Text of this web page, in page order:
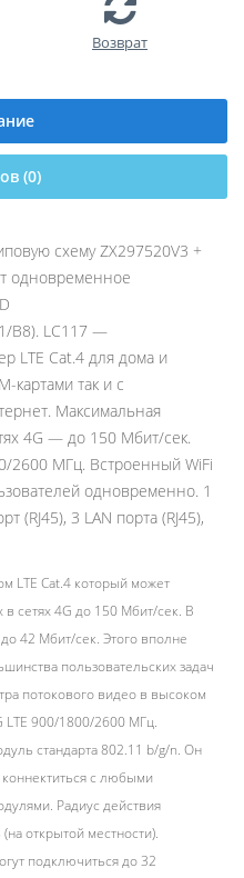
Возврат
(0)
схему ZX297520V3 +
одновременное
B8). LC117 —
LTE Cat.4 для дома и
картами так и с
Максимальная
4G — до 150 Мбит/сек.
2600 МГц. Встроенный WiFi
одновременно. 1
(RJ45), 3 LAN порта (RJ45),
LTE Cat.4 который может
в сетях 4G до 150 Мбит/сек. В
42 Мбит/сек. Этого вполне
пользовательских задач
потокового видео в высоком
LTE 900/1800/2600 МГц.
стандарта 802.11 b/g/n. Он
коннектиться с любыми
Радиус действия
открытой местности).
подключиться до 32